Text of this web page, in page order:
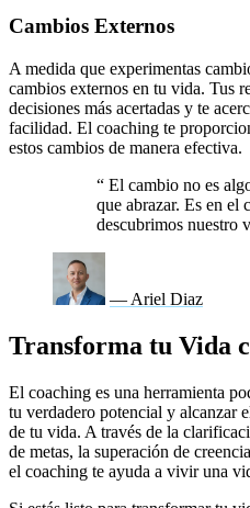
Cambios Externos
A medida que experimentas
cambios externos en tu vida. Tus
decisiones más acertadas y te
facilidad. El coaching te
estos cambios de manera efectiva.
“ El cambio no es
que abrazar. Es en el
descubrimos nuestro
— Ariel Diaz
Transforma tu Vida
El coaching es una herramienta
tu verdadero potencial y alcanzar
de tu vida. A través de la
de metas, la superación de
el coaching te ayuda a vivir una